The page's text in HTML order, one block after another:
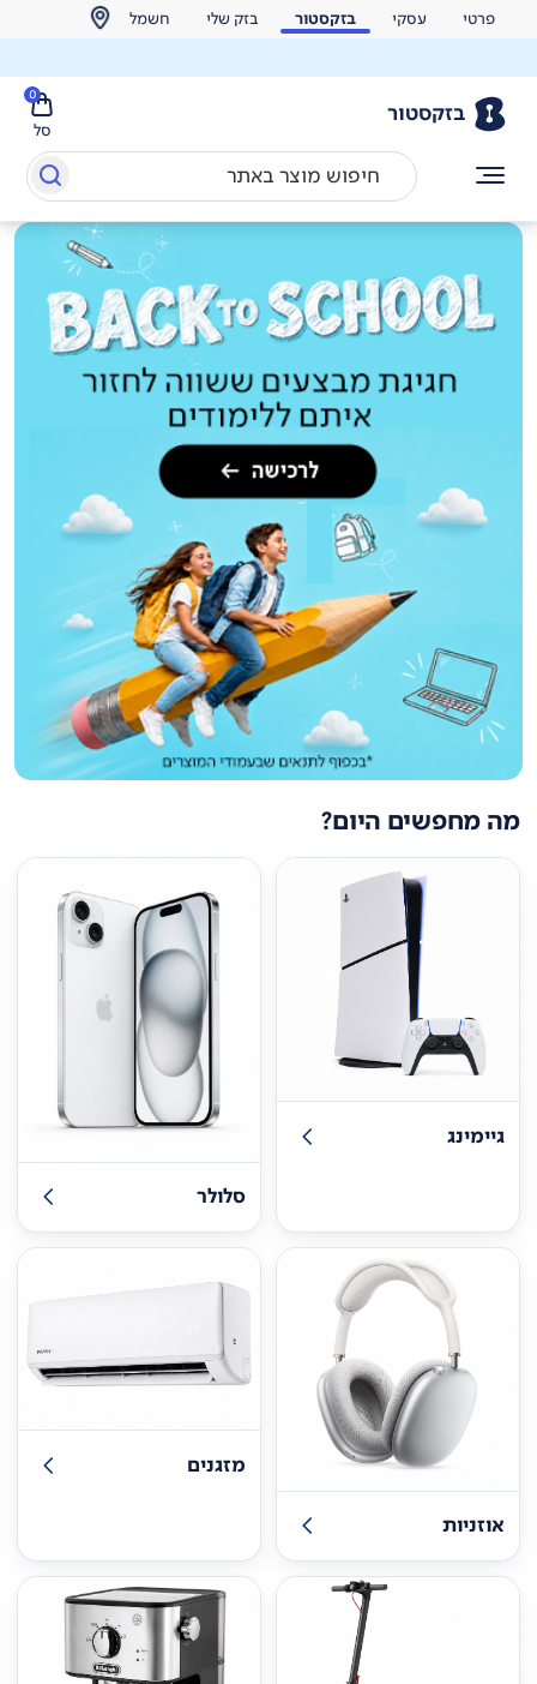
פרטי עסקי בזקסטור בזק שלי חשמל
בזקסטור
סל
0
מה מחפשים היום?
גיימינג
סלולר
אוזניות
מזגנים